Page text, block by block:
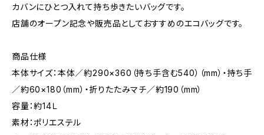
カバンにひとつ入れて持ち歩きたいバッグです。
店舗のオープン記念や販売品としておすすめのエコバッグです。
商品仕様
本体サイズ：本体／約290×360（持ち手含む540）（mm）・持ち手
／約60×180（mm）・折りたたみマチ／約190（mm）
容量：約14Ｌ
素材：ポリエステル